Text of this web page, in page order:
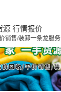
源 行情报价
销售/装卸一条龙服务